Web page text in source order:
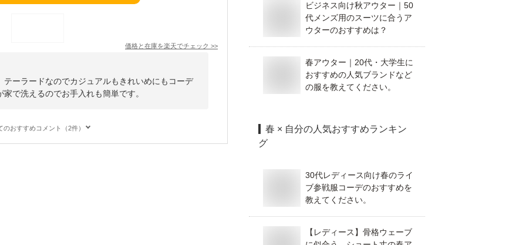
価格と在庫を楽天でチェック >>
ーラードなのでカジュアルもきれいめにもコーデ
で洗えるのでお手入れも簡単です。
のおすすめコメント（2件）
ビジネス向け秋アウター｜50
代メンズ用のスーツに合うア
ウターのおすすめは？
春アウター｜20代・大学生に
おすすめの人気ブランドなど
の服を教えてください。
春 × 自分の人気おすすめランキン
グ
30代レディース向け春のライ
ブ参戦服コーデのおすすめを
教えてください。
【レディース】骨格ウェーブ